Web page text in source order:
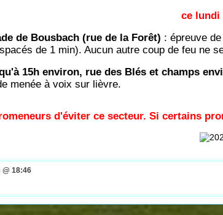
ce lundi
de Bousbach (rue de la Forêt) : épreuve
de 1 min). Aucun autre coup de feu ne
15h environ, rue des Blés et champs
menée à voix sur lièvre.
d'éviter ce secteur. Si certains
@ 18:46